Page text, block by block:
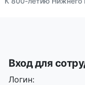
Вход для
Логин: